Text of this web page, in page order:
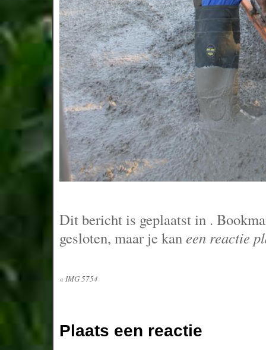
Dit bericht is geplaatst in .
gesloten, maar je kaneen reactie
« IMG 5754
Plaats een reactie